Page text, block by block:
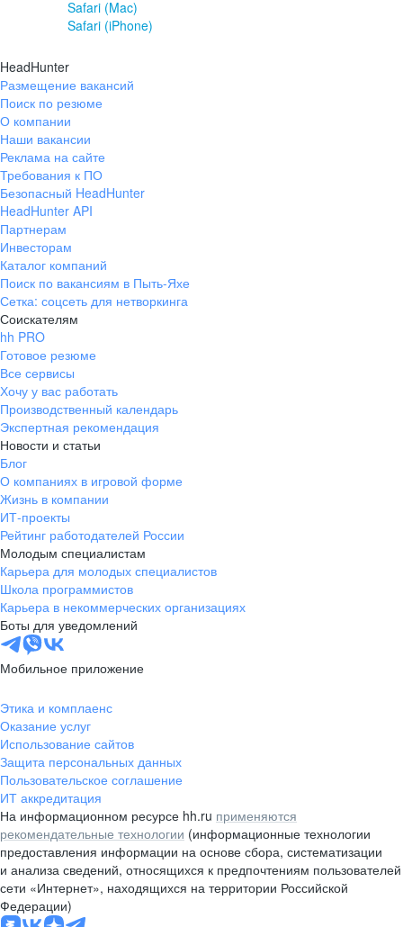
Safari (Mac)
Safari (iPhone)
HeadHunter
Размещение вакансий
Поиск по резюме
О компании
Наши вакансии
Реклама на сайте
Требования к ПО
Безопасный HeadHunter
HeadHunter API
Партнерам
Инвесторам
Каталог компаний
Поиск по вакансиям в Пыть-Яхе
Сетка: соцсеть для нетворкинга
Соискателям
hh PRO
Готовое резюме
Все сервисы
Хочу у вас работать
Производственный календарь
Экспертная рекомендация
Новости и статьи
Блог
О компаниях в игровой форме
Жизнь в компании
ИТ-проекты
Рейтинг работодателей России
Молодым специалистам
Карьера для молодых специалистов
Школа программистов
Карьера в некоммерческих организациях
Боты для уведомлений
Мобильное приложение
Этика и комплаенс
Оказание услуг
Использование сайтов
Защита персональных данных
Пользовательское соглашение
ИТ аккредитация
На информационном ресурсе hh.ru применяются
рекомендательные технологии (информационные технологии
предоставления информации на основе сбора, систематизации
и анализа сведений, относящихся к предпочтениям пользователей
сети «Интернет», находящихся на территории Российской
Федерации)